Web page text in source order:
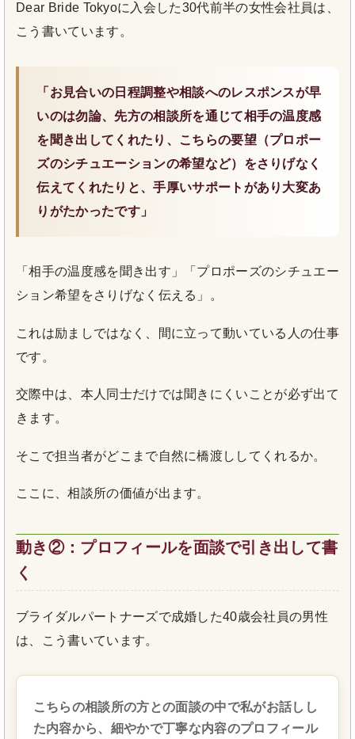
Dear Bride Tokyoに入会した30代前半の女性会社員は、
こう書いています。
「お見合いの日程調整や相談へのレスポンスが早
いのは勿論、先方の相談所を通じて相手の温度感
を聞き出してくれたり、こちらの要望（プロポー
ズのシチュエーションの希望など）をさりげなく
伝えてくれたりと、手厚いサポートがあり大変あ
りがたかったです」
「相手の温度感を聞き出す」「プロポーズのシチュエー
ション希望をさりげなく伝える」。
これは励ましではなく、間に立って動いている人の仕事
です。
交際中は、本人同士だけでは聞きにくいことが必ず出て
きます。
そこで担当者がどこまで自然に橋渡ししてくれるか。
ここに、相談所の価値が出ます。
動き②：プロフィールを面談で引き出して書
く
ブライダルパートナーズで成婚した40歳会社員の男性
は、こう書いています。
こちらの相談所の方との面談の中で私がお話しし
た内容から、細やかで丁寧な内容のプロフィール